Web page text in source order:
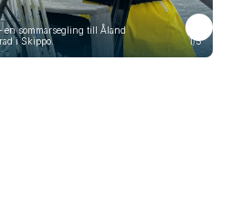
en sommarsegling till Åland
i Skippo.
1/5